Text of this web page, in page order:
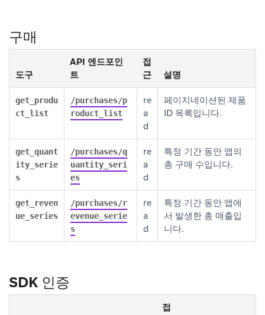
구매
도구
API 엔드포인
트
접
근
설명
get_produ
ct_list
/purchases/p
roduct_list
re
a
d
페이지네이션된 제품
ID 목록입니다.
get_quant
ity_serie
s
/purchases/q
uantity_seri
es
re
a
d
특정 기간 동안 앱의
총 구매 수입니다.
get_reven
ue_series
/purchases/r
evenue_serie
s
re
a
d
특정 기간 동안 앱에
서 발생한 총 매출입
니다.
SDK 인증
접